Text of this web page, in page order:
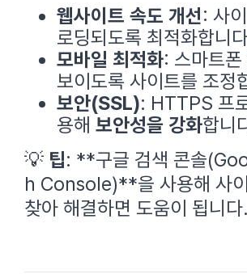
웹사이트 속도 개선: 사
로딩되도록 최적화합니
모바일 최적화: 스마트
보이도록 사이트를 조정
보안(SSL): HTTPS 프
용해 보안성을 강화합니
💡 팁: **구글 검색 콘솔
h Console)**을 사용해 사
찾아 해결하면 도움이 됩니다.